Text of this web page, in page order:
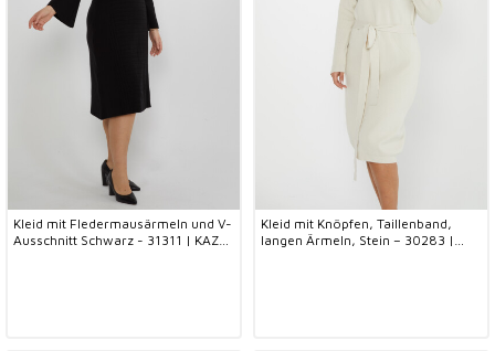
Kleid mit Fledermausärmeln und V-
Ausschnitt Schwarz - 31311 | KAZEE
Kleid mit Knöpfen, Taillenband,
langen Ärmeln, Stein – 30283 |